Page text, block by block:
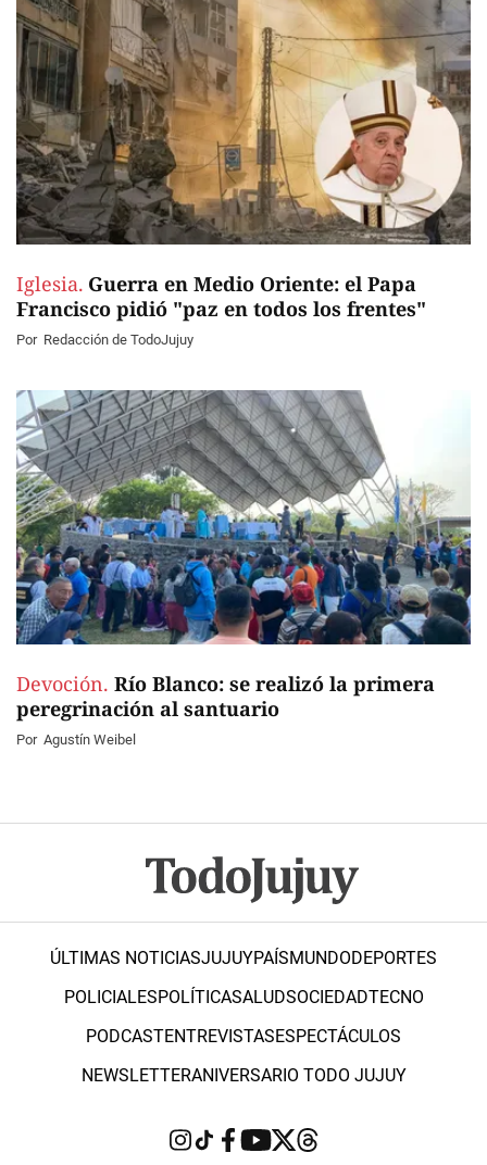
Iglesia. Guerra en Medio Oriente: el Papa
Francisco pidió "paz en todos los frentes"
Por Redacción de TodoJujuy
Devoción. Río Blanco: se realizó la primera
peregrinación al santuario
Por Agustín Weibel
ÚLTIMAS NOTICIASJUJUYPAÍSMUNDODEPORTES
POLICIALESPOLÍTICASALUDSOCIEDADTECNO
PODCASTENTREVISTASESPECTÁCULOS
NEWSLETTERANIVERSARIO TODO JUJUY